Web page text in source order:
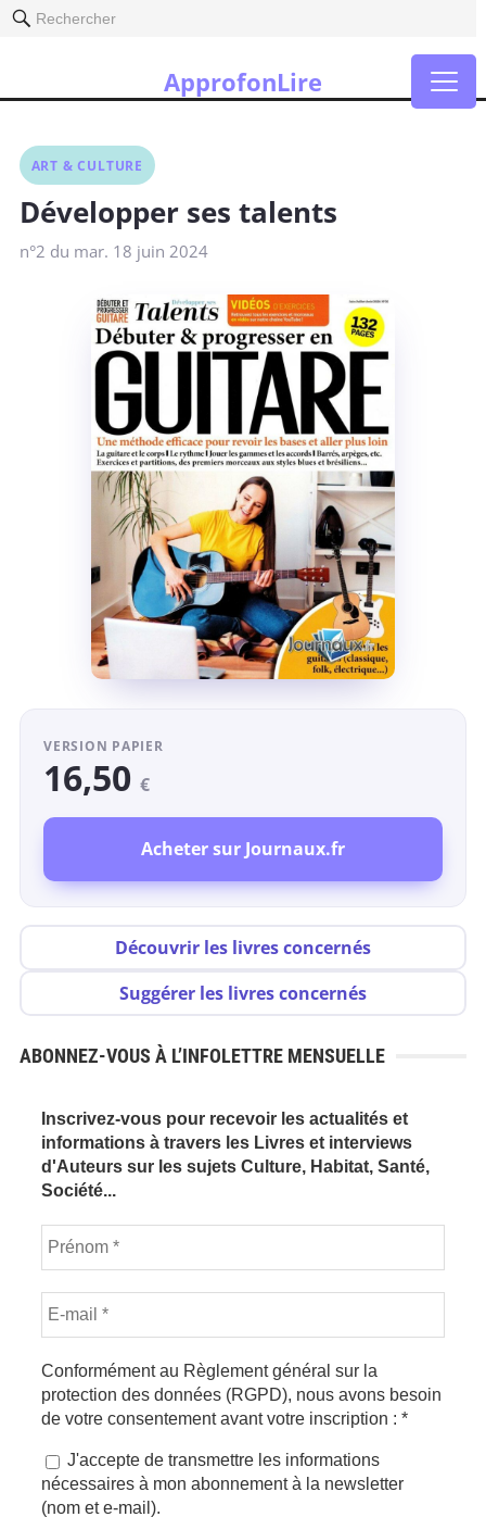
Rechercher
ApprofonLire
ART & CULTURE
Développer ses talents
n°2 du mar. 18 juin 2024
VERSION PAPIER
16,50€
Acheter sur Journaux.fr
Découvrir les livres concernés
Suggérer les livres concernés
ABONNEZ-VOUS À L’INFOLETTRE MENSUELLE
Inscrivez-vous pour recevoir les actualités et
informations à travers les Livres et interviews
d'Auteurs sur les sujets Culture, Habitat, Santé,
Société...
Conformément au Règlement général sur la
protection des données (RGPD), nous avons besoin
de votre consentement avant votre inscription : *
J'accepte de transmettre les informations
nécessaires à mon abonnement à la newsletter
(nom et e-mail).